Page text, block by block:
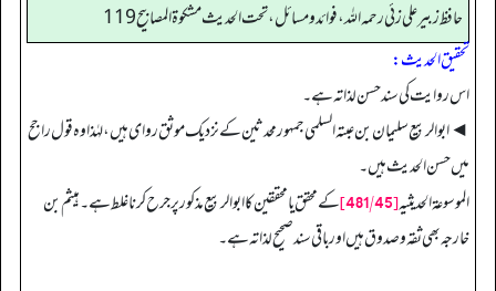
حافظ زبير على زئي رحمه الله، فوائد و مسائل، تحت الحديث مشكوة المصابيح 119
تحقیق الحدیث:
اس روایت کی سند حسن لذاتہ ہے۔
◄ ابوالربیع سلیمان بن عبتہ السلمی جمہور محدثین کے نزدیک موثق روای ہیں، لہٰذا وہ قول راجح
میں حسن الحدیث ہیں۔
الموسوعة الحديثيه[481/45]
کے محقق یا محققین کا ابوالربیع مذکور پر جرح کرنا غلط ہے۔ ہیثم بن
خارجہ بھی ثقہ و صدوق ہیں اور باقی سند صحیح لذاتہ ہے۔